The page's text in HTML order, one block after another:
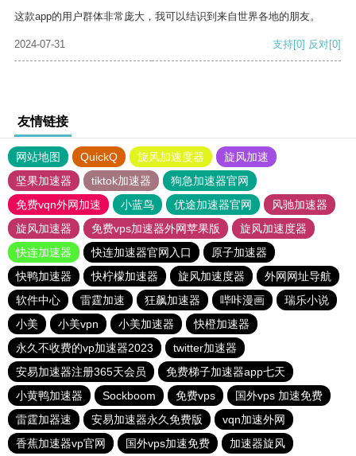
这款app的用户群体非常庞大，我可以结识到来自世界各地的朋友。
2024-07-31 支持[0] 反对[0]
友情链接
网站地图 QuickQ 旋风加速度器
旋风加速
坚果加速器
tiktok加速器
狗急加速器官网
免费vqn外网加速
小蓝鸟 优途加速器官网
风驰加速器
旋风加速器
免费vps加速器外网苹果版
旋风加速度器
快连加速器
快连加速器官网入口
原子加速器
快鸭加速器
快柠檬加速器 旋风加速度器
外网网址导航
软件中心
雷霆加速 狂飙加速器 哔咔漫画
瑞乐小说
小美
小美vpn 小美加速器
快橙加速器
永久不收费的vp加速器2023
twitter加速器
安易加速器注册365天会员
免费梯子加速器app七天
小黄鸭加速器
Sockboom 免费vps
国外vps 加速免费
雷霆加器速
安易加速器永久免费版
vqn加速外网
香蕉加速器vp官网
国外vps加速免费 加速器旋风